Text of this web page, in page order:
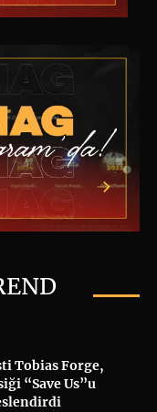
Tobias Forge,
“Save Us”u